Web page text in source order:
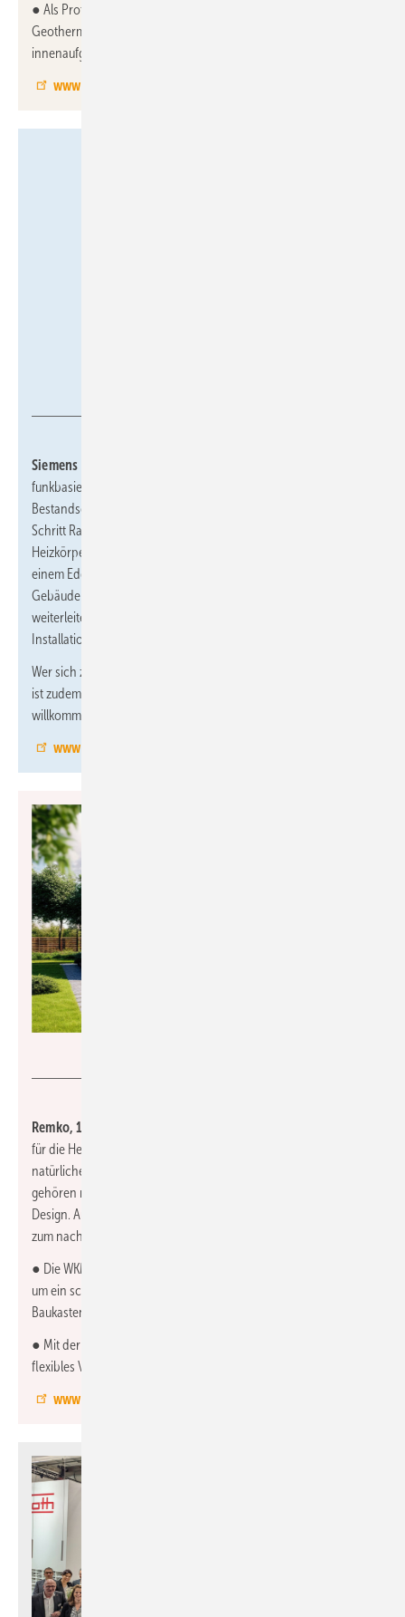
● Als Prototyp zeigt Waterkotte auf der Messe außerdem eine
Geothermie-Wärmepumpe im Leistungsbereich bis 16 kW als
innenaufgestellte, kompakte Variante mit dem Kältemittel R290.
www.waterkotte.de
Siemens Smart Infrastructure, 11.1-D11,
funkbasierte Lösung für die Raumautomation in
Bestandsgebäuden Plug & Play Automation umfasst im ersten
Schritt Raumfühler, Bediengeräte und Funkantriebe für installierte
Heizkörper. Diese Geräte werden über einen Border Router mit
einem Edge Controller verbunden, der die Daten an die
Gebäudemanagement-Plattform Building X von Siemens
weiterleitet. In der Cloud hat der Kunde die Möglichkeit, alle
Installationsschritte in nur einer Anwendung durchzuführen.
Wer sich zum Thema Gebäudeautomation austauschen möchte,
ist zudem am Stand des
willkommen.
www.siemens.com
Remko, 12-E39,
für die Heizungs- und Klimabranche. Alle Geräte sind mit dem
natürlichen Kältemittel R290 ausgerüstet. Zu den Exponaten
gehören mobile Raumklimageräte in modernem Kompakt-
Design. Außerdem eine neue Serie von Kaltwasser-Erzeugern
zum nachhaltigen Kühlen und Heizen.
● Die WKM PRO erweitert das Remko-Wärmepumpensortiment
um ein schlankes Monoblock-Gerät mit cleverer
Baukastentechnik.
● Mit der modularen Energiezentrale SQW PRO steht ein
flexibles Versorgungssystem für Großobjekte bereit.
www.remko.de